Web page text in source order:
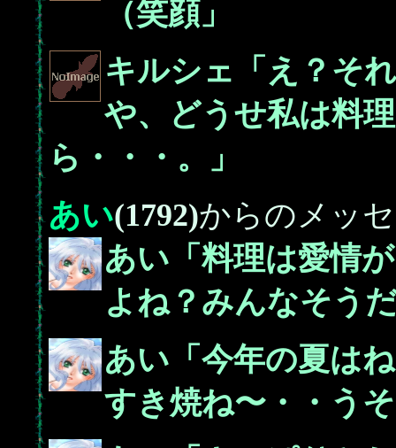
（笑顔」
キルシェ「え？そ
や、どうせ私は料
ら・・・。」
あい(1792)からのメッ
あい「料理は愛情
よね？みんなそう
あい「今年の夏は
すき焼ね〜・・う